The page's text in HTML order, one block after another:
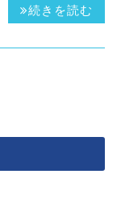
続きを読む